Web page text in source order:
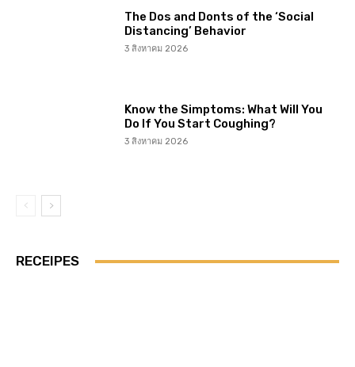
The Dos and Donts of the ‘Social
Distancing’ Behavior
3 สิงหาคม 2026
Know the Simptoms: What Will You
Do If You Start Coughing?
3 สิงหาคม 2026
RECEIPES